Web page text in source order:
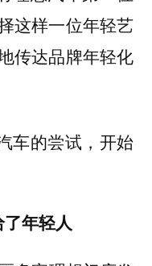
这样一位年轻艺
传达品牌年轻化
车的尝试，开始
年轻人